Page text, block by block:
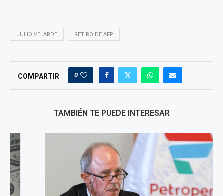
JULIO VELARDE RETIRO DE AFP
COMPARTIR 0
TAMBIÉN TE PUEDE INTERESAR